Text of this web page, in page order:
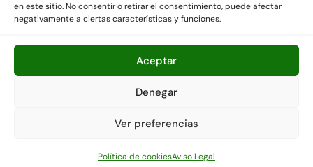
en este sitio. No consentir o retirar el consentimiento, puede afectar
negativamente a ciertas características y funciones.
Aceptar
Denegar
Ver preferencias
Política de cookiesAviso Legal
Agencia de viajes CICMA 3391 - Contáctanos en
Copyright © Todos los derechos reservados
por
Themeansar
Política de cookies (UE)
Condiciones generalesSobre nosotros
Dudas frecuentes Contáctanos